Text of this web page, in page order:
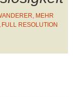
MEHR
FULL RESOLUTION